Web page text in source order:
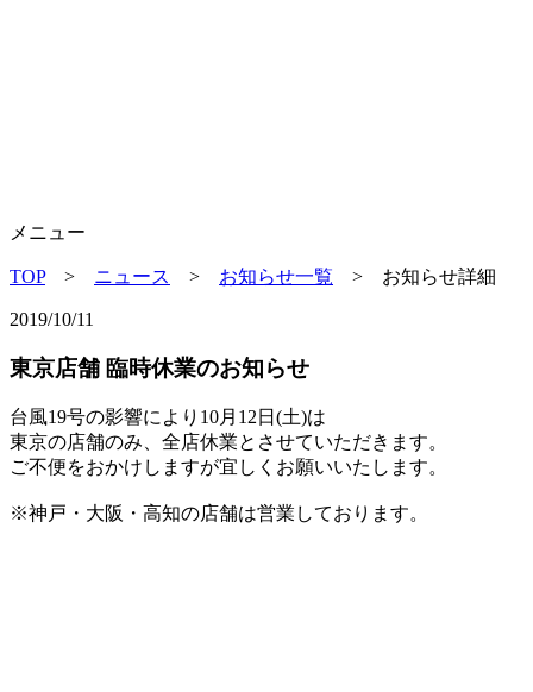
メニュー
TOP> ニュース > お知らせ一覧 > お知らせ詳細
2019/10/11
東京店舗 臨時休業のお知らせ
台風19号の影響により10月12日(土)は
東京の店舗のみ、全店休業とさせていただきます。
ご不便をおかけしますが宜しくお願いいたします。
※神戸・大阪・高知の店舗は営業しております。